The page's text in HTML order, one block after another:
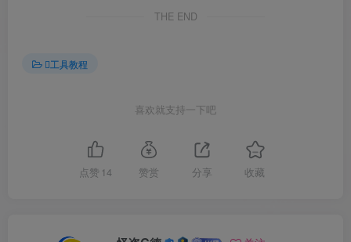
THE END
工具教程
喜欢就支持一下吧
点赞 14 赞赏 分享 收藏